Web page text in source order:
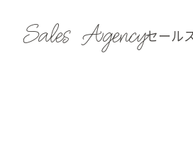
Sales Agencyセール